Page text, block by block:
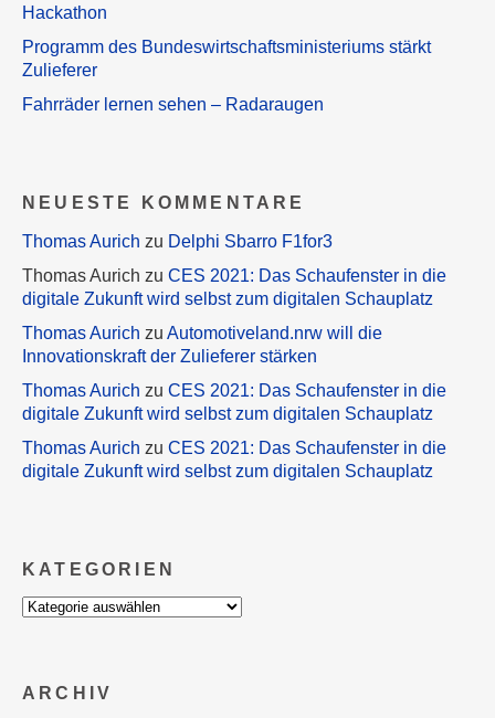
Hackathon
Programm des Bundeswirtschaftsministeriums stärkt
Zulieferer
Fahrräder lernen sehen – Radaraugen
NEUESTE KOMMENTARE
Thomas Aurich zu Delphi Sbarro F1for3
Thomas Aurich zu CES 2021: Das Schaufenster in die
digitale Zukunft wird selbst zum digitalen Schauplatz
Thomas Aurich zu Automotiveland.nrw will die
Innovationskraft der Zulieferer stärken
Thomas Aurich zu CES 2021: Das Schaufenster in die
digitale Zukunft wird selbst zum digitalen Schauplatz
Thomas Aurich zu CES 2021: Das Schaufenster in die
digitale Zukunft wird selbst zum digitalen Schauplatz
KATEGORIEN
Kategorien
ARCHIV